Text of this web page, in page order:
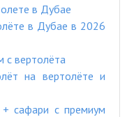
в Дубае
в Дубае в 2026
с вертолёта
на вертолёте и
сафари с премиум